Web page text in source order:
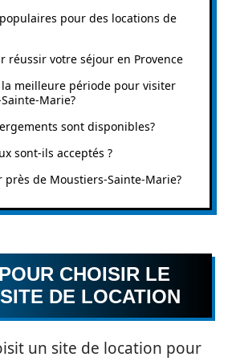
pour des locations de
réussir votre séjour en Provence
meilleure période pour visiter
Marie?
sont disponibles?
sont-ils acceptés ?
près de Moustiers-Sainte-Marie?
CHOISIR LE
DE LOCATION
un site de location pour